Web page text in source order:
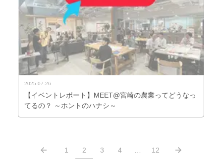
2025.07.26
【イベントレポート】MEET@宮崎の農業ってどうなっ
てるの？ ～ホントのハナシ～
1 2 3 4 … 12